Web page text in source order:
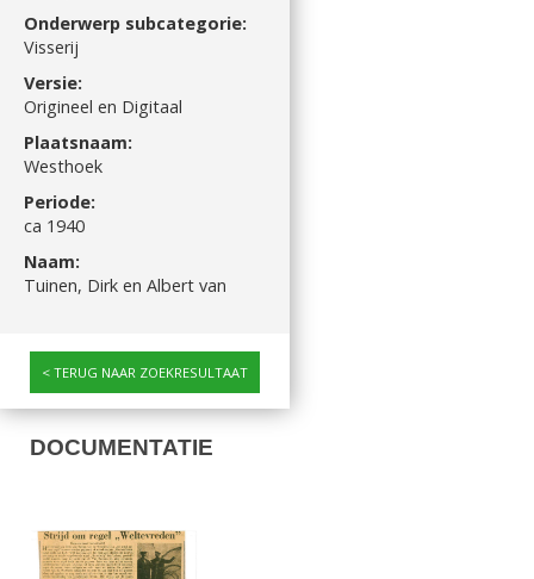
DOCUMENTATIE
Onderwerp subcategorie:
Visserij
Versie:
Origineel en Digitaal
Plaatsnaam:
Westhoek
Periode:
ca 1940
Naam:
Tuinen, Dirk en Albert van
TERUG NAAR ZOEKRESULTAAT